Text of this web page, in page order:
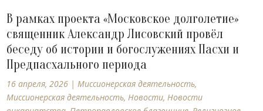
В рамках проекта «Московское долголетие»
священник Александр Лисовский провёл
беседу об истории и богослужениях Пасхи и
Предпасхального периода
16 апреля, 2026 | Миссионерская деятельность,
Миссионерская деятельность, Новости, Новости